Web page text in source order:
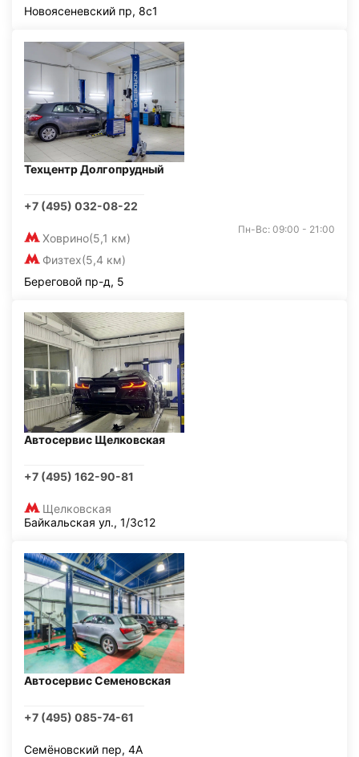
Новоясеневский пр, 8с1
Техцентр Долгопрудный
+7 (495) 032-08-22
Ховрино(5,1 км)
Физтех(5,4 км)
Пн-Вс: 09:00 - 21:00
Береговой пр-д, 5
Автосервис Щелковская
+7 (495) 162-90-81
Щелковская
Байкальская ул., 1/3с12
Автосервис Семеновская
+7 (495) 085-74-61
Семёновский пер, 4А